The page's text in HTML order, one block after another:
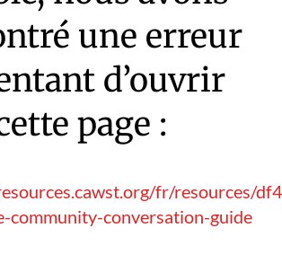
une erreur
d’ouvrir
page :
fr/resources/
community-conversation-guide